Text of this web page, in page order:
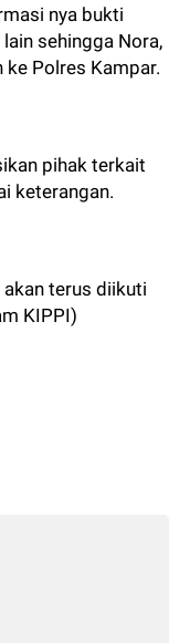
nya bukti
sehingga Nora,
ke Polres Kampar.
pihak terkait
keterangan.
terus diikuti
KIPPI)